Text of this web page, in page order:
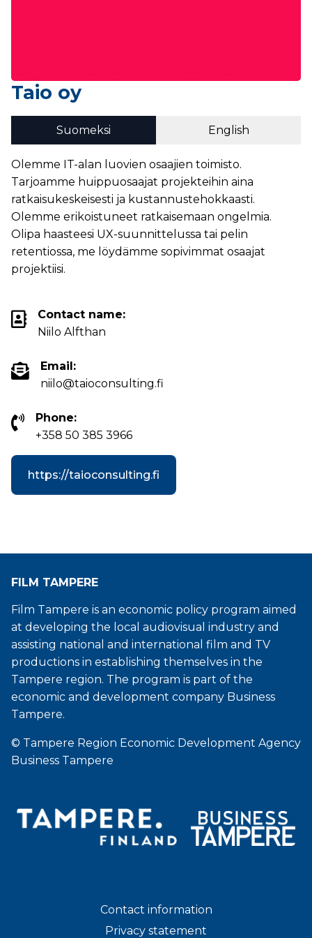
Taio oy
Suomeksi English
Olemme IT-alan luovien osaajien toimisto.
Tarjoamme huippuosaajat projekteihin aina
ratkaisukeskeisesti ja kustannustehokkaasti.
Olemme erikoistuneet ratkaisemaan ongelmia.
Olipa haasteesi UX-suunnittelussa tai pelin
retentiossa, me löydämme sopivimmat osaajat
projektiisi.
Contact name:
Niilo Alfthan
Email:
niilo@taioconsulting.fi
Phone:
+358 50 385 3966
https://taioconsulting.fi
FILM TAMPERE
Film Tampere is an economic policy program aimed
at developing the local audiovisual industry and
assisting national and international film and TV
productions in establishing themselves in the
Tampere region. The program is part of the
economic and development company Business
Tampere.
© Tampere Region Economic Development Agency
Business Tampere
Contact information
Privacy statement